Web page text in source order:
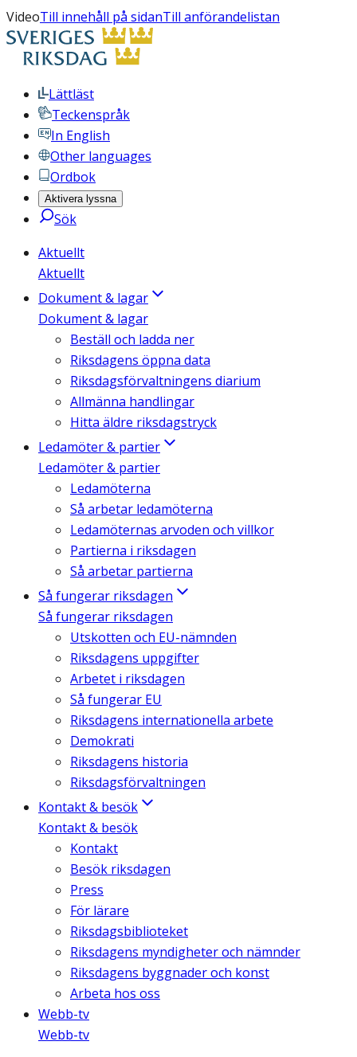
VideoTill innehåll på sidanTill anförandelistan
Lättläst
Teckenspråk
In English
Other languages
Ordbok
Aktivera lyssna
Sök
Aktuellt
Aktuellt
Dokument & lagar
Dokument & lagar
Beställ och ladda ner
Riksdagens öppna data
Riksdagsförvaltningens diarium
Allmänna handlingar
Hitta äldre riksdagstryck
Ledamöter & partier
Ledamöter & partier
Ledamöterna
Så arbetar ledamöterna
Ledamöternas arvoden och villkor
Partierna i riksdagen
Så arbetar partierna
Så fungerar riksdagen
Så fungerar riksdagen
Utskotten och EU-nämnden
Riksdagens uppgifter
Arbetet i riksdagen
Så fungerar EU
Riksdagens internationella arbete
Demokrati
Riksdagens historia
Riksdagsförvaltningen
Kontakt & besök
Kontakt & besök
Kontakt
Besök riksdagen
Press
För lärare
Riksdagsbiblioteket
Riksdagens myndigheter och nämnder
Riksdagens byggnader och konst
Arbeta hos oss
Webb-tv
Webb-tv